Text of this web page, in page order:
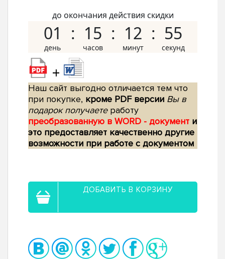
до окончания действия скидки
01 15 12 54
+
Наш сайт выгодно отличается тем что
при покупке, кроме PDF версии Вы в
подарок получаетеработу
преобразованную в WORD - документ и
это предоставляет качественно другие
возможности при работе с документом
ДОБАВИТЬ В КОРЗИНУ